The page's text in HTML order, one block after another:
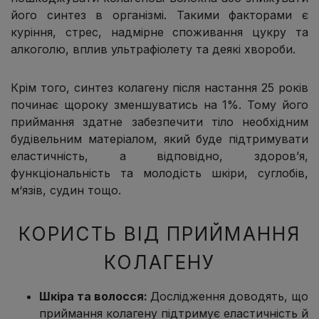
його синтез в організмі. Такими факторами є
куріння, стрес, надмірне споживання цукру та
алкоголю, вплив ультрафіолету та деякі хвороби.
Крім того, синтез колагену після настання 25 років
починає щороку зменшуватись на 1%. Тому його
приймання здатне забезпечити тіло необхідним
будівельним матеріалом, який буде підтримувати
еластичність, а відповідно, здоров’я,
функціональність та молодість шкіри, суглобів,
м‘язів, судин тощо.
КОРИСТЬ ВІД ПРИЙМАННЯ
КОЛАГЕНУ
Шкіра та волосся: Дослідження доводять, що
приймання колагену підтримує еластичність й